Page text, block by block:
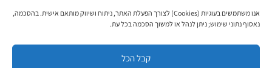
אנו משתמשים בעוגיות (Cookies) לצורך הפעלת האתר, ניתוח ושיווק מותאם אישית. בהסכמה,
נאסוף נתוני שימוש; ניתן לנהל או למשוך הסכמה בכל עת.
קבל הכל